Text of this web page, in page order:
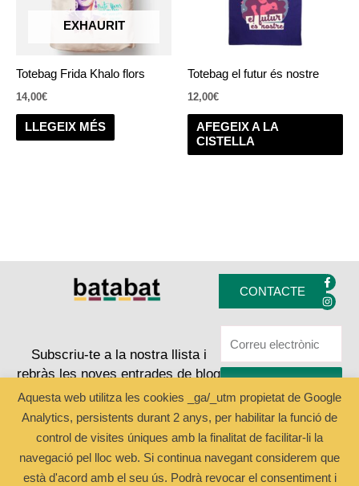
EXHAURIT
Totebag Frida Khalo flors
14,00€
LLEGEIX MÉS
Totebag el futur és nostre
12,00€
AFEGEIX A LA
CISTELLA
CONTACTE
F
a
c
e
-
I
n
s
t
m
Subscriu-te a la nostra llista i
rebràs les noves entrades de blog
Aquesta web utilitza les cookies _ga/_utm propietat de Google
Analytics, persistents durant 2 anys, per habilitar la funció de
control de visites úniques amb la finalitat de facilitar-li la
navegació pel lloc web. Si continua navegant considerem que
està d'acord amb el seu ús. Podrà revocar el consentiment i